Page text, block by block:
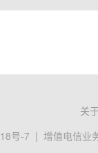
关
号-7 | 增值电信业